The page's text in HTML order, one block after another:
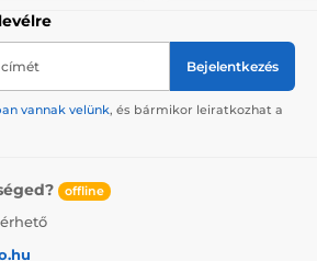
címét Bejelentkezés
vannak velünk, és bármikor leiratkozhat a
offline